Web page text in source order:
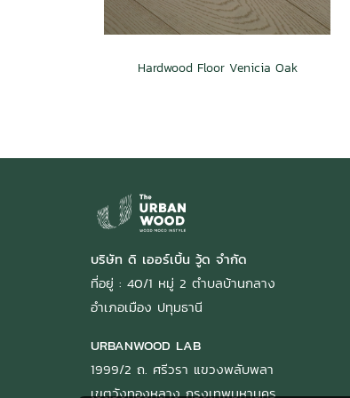
Hardwood Floor Venicia Oak
บริษัท ดิ เออร์เบิ้น วู้ด จำกัด
ที่อยู่ : 40/1 หมู่ 2 ตำบลบ้านกลาง
อำเภอเมือง ปทุมธานี
URBANWOOD LAB
1999/2 ถ. ศรีวรา แขวงพลับพลา
เขตวังทองหลาง กรุงเทพมหานคร